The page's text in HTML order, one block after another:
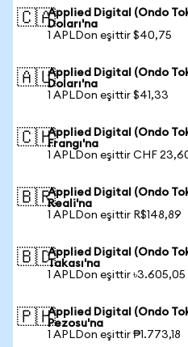
🇨🇦Applied Digital (Ondo
Doları'na
1 APLDon eşittir $40,75
🇦🇺Applied Digital (Ondo
Doları'na
1 APLDon eşittir $41,33
🇨🇭Applied Digital (Ondo
Frangı'na
1 APLDon eşittir CHF
🇧🇷Applied Digital (Ondo
Reali'na
1 APLDon eşittir R$148,89
🇧🇩Applied Digital (Ondo
Takası'na
1 APLDon eşittir ৳3.605,05
🇵🇭Applied Digital (Ondo
Pezosu'na
1 APLDon eşittir ₱1.773,18